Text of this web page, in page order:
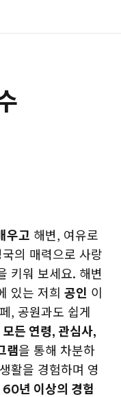
우고 해변, 여유로
의 매력으로 사랑
키워 보세요. 해변
있는 저희 공인 이
, 공원과도 쉽게
모든 연령, 관심사,
램을 통해 차분하
활을 경험하며 영
60년 이상의 경험